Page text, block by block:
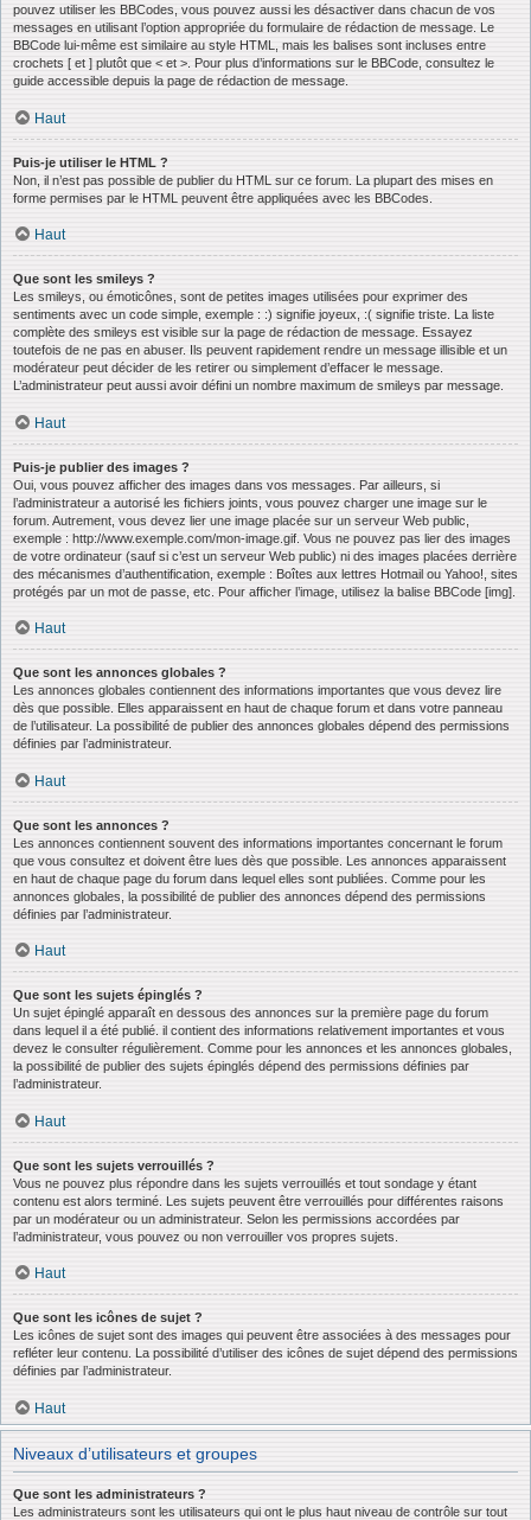
pouvez utiliser les BBCodes, vous pouvez aussi les désactiver dans chacun de vos
messages en utilisant l’option appropriée du formulaire de rédaction de message. Le
BBCode lui-même est similaire au style HTML, mais les balises sont incluses entre
crochets [ et ] plutôt que < et >. Pour plus d’informations sur le BBCode, consultez le
guide accessible depuis la page de rédaction de message.
Haut
Puis-je utiliser le HTML ?
Non, il n’est pas possible de publier du HTML sur ce forum. La plupart des mises en
forme permises par le HTML peuvent être appliquées avec les BBCodes.
Haut
Que sont les smileys ?
Les smileys, ou émoticônes, sont de petites images utilisées pour exprimer des
sentiments avec un code simple, exemple : :) signifie joyeux, :( signifie triste. La liste
complète des smileys est visible sur la page de rédaction de message. Essayez
toutefois de ne pas en abuser. Ils peuvent rapidement rendre un message illisible et un
modérateur peut décider de les retirer ou simplement d’effacer le message.
L’administrateur peut aussi avoir défini un nombre maximum de smileys par message.
Haut
Puis-je publier des images ?
Oui, vous pouvez afficher des images dans vos messages. Par ailleurs, si
l’administrateur a autorisé les fichiers joints, vous pouvez charger une image sur le
forum. Autrement, vous devez lier une image placée sur un serveur Web public,
exemple : http://www.exemple.com/mon-image.gif. Vous ne pouvez pas lier des images
de votre ordinateur (sauf si c’est un serveur Web public) ni des images placées derrière
des mécanismes d’authentification, exemple : Boîtes aux lettres Hotmail ou Yahoo!, sites
protégés par un mot de passe, etc. Pour afficher l’image, utilisez la balise BBCode [img].
Haut
Que sont les annonces globales ?
Les annonces globales contiennent des informations importantes que vous devez lire
dès que possible. Elles apparaissent en haut de chaque forum et dans votre panneau
de l’utilisateur. La possibilité de publier des annonces globales dépend des permissions
définies par l’administrateur.
Haut
Que sont les annonces ?
Les annonces contiennent souvent des informations importantes concernant le forum
que vous consultez et doivent être lues dès que possible. Les annonces apparaissent
en haut de chaque page du forum dans lequel elles sont publiées. Comme pour les
annonces globales, la possibilité de publier des annonces dépend des permissions
définies par l’administrateur.
Haut
Que sont les sujets épinglés ?
Un sujet épinglé apparaît en dessous des annonces sur la première page du forum
dans lequel il a été publié. il contient des informations relativement importantes et vous
devez le consulter régulièrement. Comme pour les annonces et les annonces globales,
la possibilité de publier des sujets épinglés dépend des permissions définies par
l’administrateur.
Haut
Que sont les sujets verrouillés ?
Vous ne pouvez plus répondre dans les sujets verrouillés et tout sondage y étant
contenu est alors terminé. Les sujets peuvent être verrouillés pour différentes raisons
par un modérateur ou un administrateur. Selon les permissions accordées par
l’administrateur, vous pouvez ou non verrouiller vos propres sujets.
Haut
Que sont les icônes de sujet ?
Les icônes de sujet sont des images qui peuvent être associées à des messages pour
refléter leur contenu. La possibilité d’utiliser des icônes de sujet dépend des permissions
définies par l’administrateur.
Haut
Niveaux d’utilisateurs et groupes
Que sont les administrateurs ?
Les administrateurs sont les utilisateurs qui ont le plus haut niveau de contrôle sur tout